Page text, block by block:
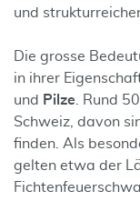
und
Die grosse
in ihrer
und
Pilze . Rund
Schweiz, davon
finden. Als
gelten etwa der